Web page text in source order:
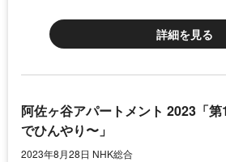
詳細を見る
阿佐ヶ谷アパートメント 2023「
でひんやり〜」
2023年8月28日 NHK総合